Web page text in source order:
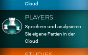
Cloud
PLAYERS
Speichern und analysieren
Sie eigene Partien in der
Cloud